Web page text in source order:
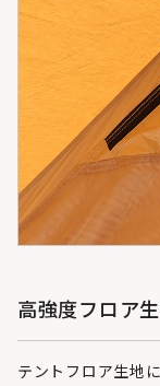
高強度フロア
テントフロア生地